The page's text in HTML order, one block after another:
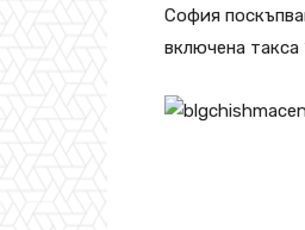
София
включена такса